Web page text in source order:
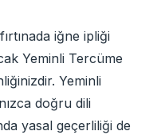
iğne ipliği
Yeminli Tercüme
Yeminli
doğru dili
yasal geçerliliği de